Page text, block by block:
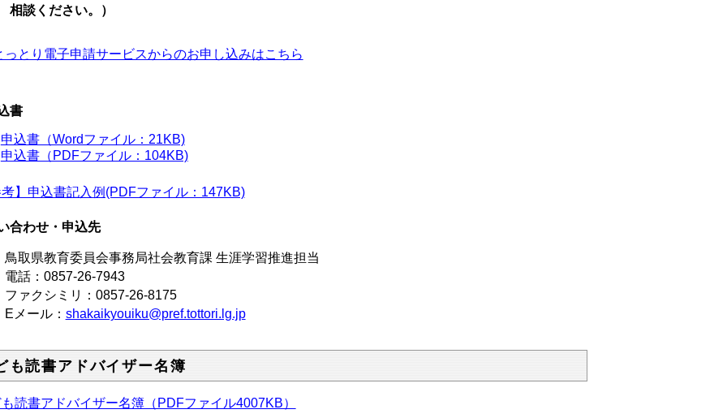
相談ください。）
っとり電子申請サービスからのお申し込みはこちら
書
申込書（Wordファイル：21KB)
申込書（PDFファイル：104KB)
考】申込書記入例(PDFファイル：147KB)
合わせ・申込先
県教育委員会事務局社会教育課 生涯学習推進担当
話： 0857-26-7943
クシミリ：0857-26-8175
ール： shakaikyouiku@pref.tottori.lg.jp
も読書アドバイザー名簿
読書アドバイザー名簿（PDFファイル4007KB）